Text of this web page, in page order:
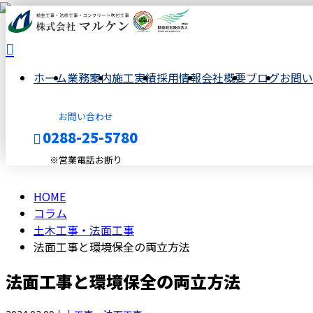
ホーム業務案内施工実績採用情報会社概要ブログお問
お問い合わせ
0288-25-5780
※営業電話お断り
メールフォーム
コ
column
HOME
コラム
土木工事・法面工事
法面工事と環境保全の両立方法
法面工事と環境保全の両立方法